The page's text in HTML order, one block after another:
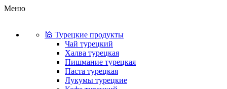
Меню
🕌 Турецкие продукты
Чай турецкий
Халва турецкая
Пишмание турецкая
Паста турецкая
Лукумы турецкие